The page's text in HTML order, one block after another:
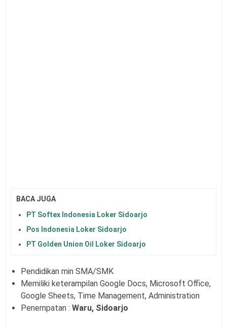
BACA JUGA
PT Softex Indonesia Loker Sidoarjo
Pos Indonesia Loker Sidoarjo
PT Golden Union Oil Loker Sidoarjo
Pendidikan min SMA/SMK
Memiliki keterampilan Google Docs, Microsoft Office,
Google Sheets, Time Management, Administration
Penempatan : Waru, Sidoarjo